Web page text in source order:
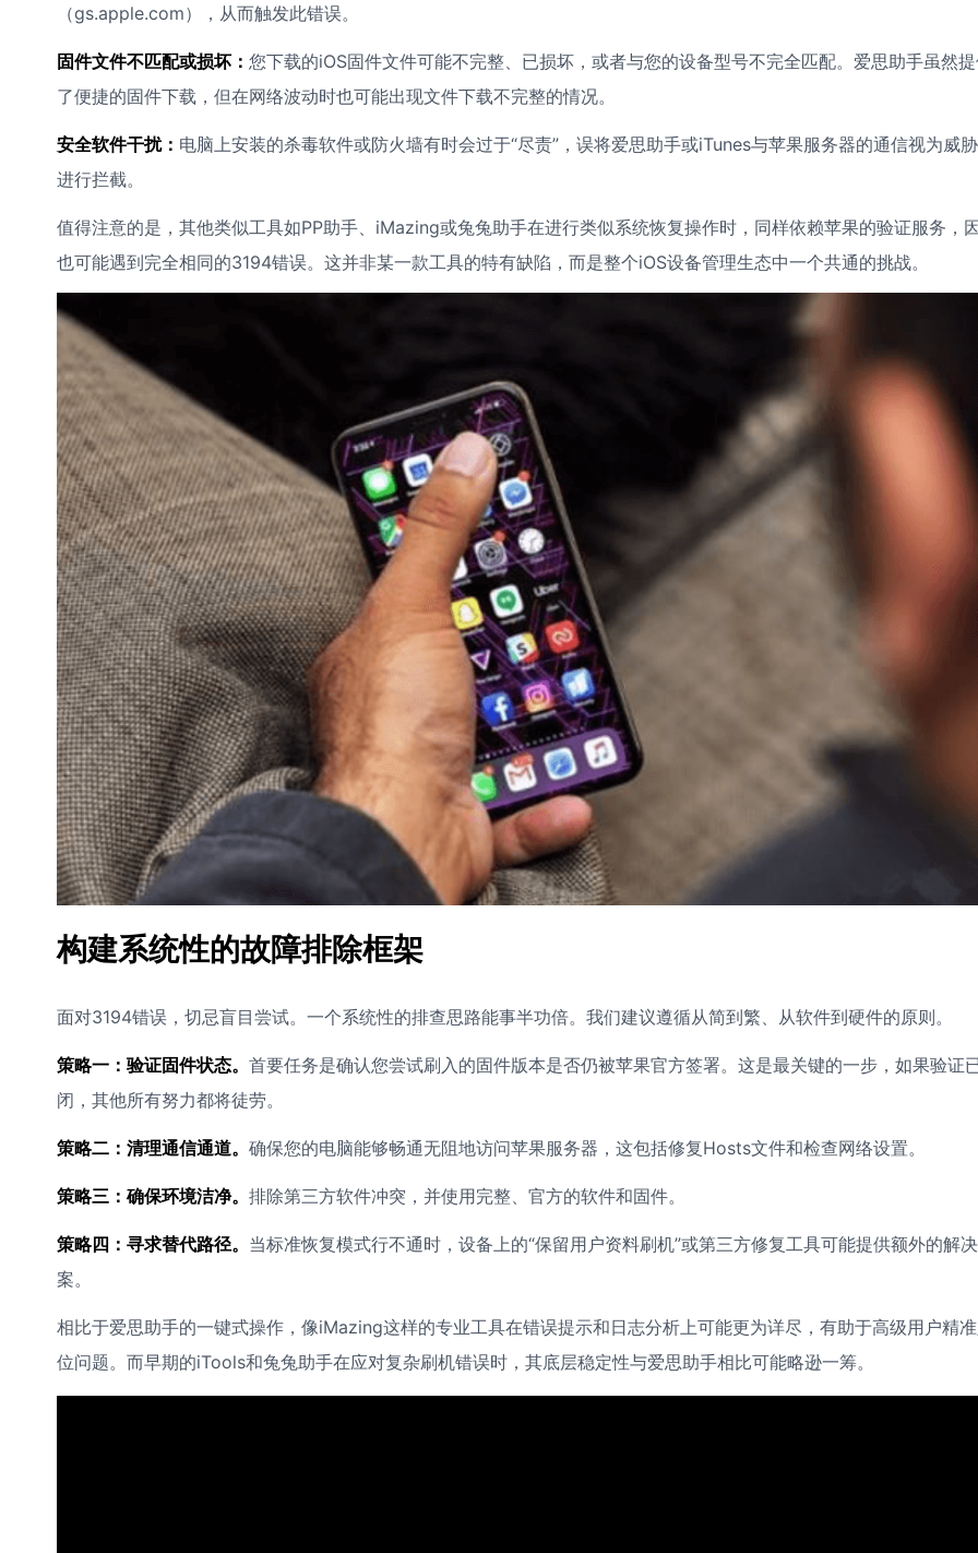
（gs.apple.com），从而触发此错误。
固件文件不匹配或损坏： 您下载的iOS固件文件可能不完整、已损坏，或者与您的设备型号不完全匹配。爱思助手虽然
了便捷的固件下载，但在网络波动时也可能出现文件下载不完整的情况。
安全软件干扰： 电脑上安装的杀毒软件或防火墙有时会过于“尽责”，误将爱思助手或iTunes与苹果服务器的通信视为威
进行拦截。
值得注意的是，其他类似工具如PP助手、iMazing或兔兔助手在进行类似系统恢复操作时，同样依赖苹果的验证服务，
也可能遇到完全相同的3194错误。这并非某一款工具的特有缺陷，而是整个iOS设备管理生态中一个共通的挑战。
构建系统性的故障排除框架
面对3194错误，切忌盲目尝试。一个系统性的排查思路能事半功倍。我们建议遵循从简到繁、从软件到硬件的原则。
策略一：验证固件状态。 首要任务是确认您尝试刷入的固件版本是否仍被苹果官方签署。这是最关键的一步，如果验证
闭，其他所有努力都将徒劳。
策略二：清理通信通道。 确保您的电脑能够畅通无阻地访问苹果服务器，这包括修复Hosts文件和检查网络设置。
策略三：确保环境洁净。 排除第三方软件冲突，并使用完整、官方的软件和固件。
策略四：寻求替代路径。 当标准恢复模式行不通时，设备上的“保留用户资料刷机”或第三方修复工具可能提供额外的解
案。
相比于爱思助手的一键式操作，像iMazing这样的专业工具在错误提示和日志分析上可能更为详尽，有助于高级用户精
位问题。而早期的iTools和兔兔助手在应对复杂刷机错误时，其底层稳定性与爱思助手相比可能略逊一筹。